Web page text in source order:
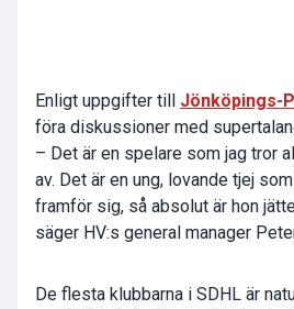
Enligt uppgifter till Jönköpings-
föra diskussioner med
– Det är en spelare som jag tror
av. Det är en ung, lovande tjej
framför sig, så absolut är hon
säger HV:s general manager
De flesta klubbarna i SDHL är